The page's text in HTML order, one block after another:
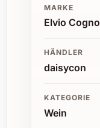
MARKE
Elvio Cogno
HÄNDLER
daisycon
KATEGORIE
Wein